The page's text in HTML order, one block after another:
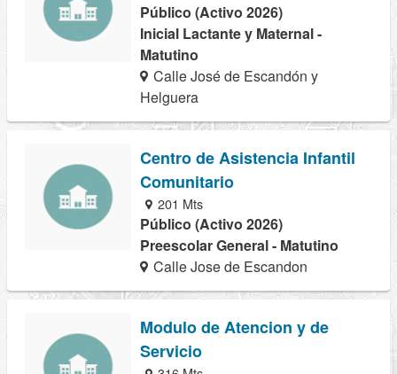
Público (Activo 2026)
Inicial Lactante y Maternal -
Matutino
Calle José de Escandón y
Helguera
Centro de Asistencia Infantil
Comunitario
201 Mts
Público (Activo 2026)
Preescolar General - Matutino
Calle Jose de Escandon
Modulo de Atencion y de
Servicio